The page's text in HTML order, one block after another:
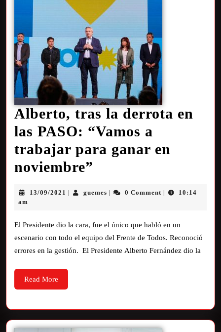
Alberto, tras la derrota en
las PASO: “Vamos a
trabajar para ganar en
noviembre”
13/09/2021 guemes 0 Comment
10:14
am
El Presidente dio la cara, fue el único que habló en un
escenario con todo el equipo del Frente de Todos. Reconoció
errores en la gestión. El Presidente Alberto Fernández dio la
Read More